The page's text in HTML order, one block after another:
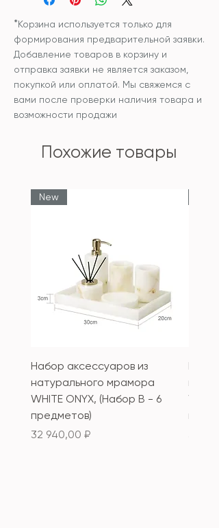
вручную и могут иметь нюансы,
характерные для предметов
ручного
труда. Именно благодаря им тов
ары обладают неповторимым
шармом и подчеркивают
уникальность. Небольшие
неровности,
являются
браком. Если вы не поклонник
предпочтение другому товару.
*Корзина используется только для
формирования предварительной заявки.
Добавление товаров в корзину и
отправка заявки не является заказом,
покупкой или оплатой. Мы свяжемся с
вами после проверки наличия товара и
возможности продажи
Похожие товары
New
Набор аксессуаров из
натурального мрамора
WHITE ONYX, (Набор B - 6
предметов)
Цена
32 940,00 ₽